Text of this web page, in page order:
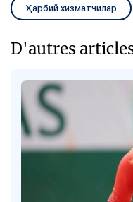
Ҳарбий хизматчилар
D'autres